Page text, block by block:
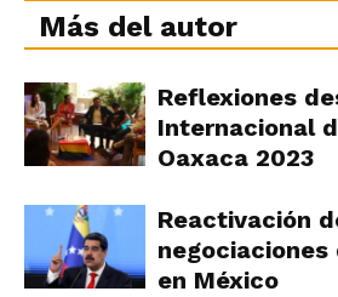
Más del autor
Reflexiones
Internacional
Oaxaca 2023
Reactivación
negociaciones
en México